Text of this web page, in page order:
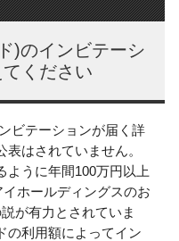
)のインビテーシ
ください
ビテーションが届く詳
はされていません。
ように年間100万円以上
ホールディングスのお
が有力とされていま
の利用額によってイン